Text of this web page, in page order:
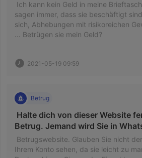
Ich kann kein Geld in meine
sagen immer, dass sie beschäftigt
sich, Abhebungen mit risikoreichen
2021-05-19 09:59
Betrug
Halte dich von dieser Website
Betrug. Jemand wird Sie in
und Sie zwingen, Geld
Betrugswebsite. Glauben Sie nicht
Ihrem Konto sehen, da sie leicht zu